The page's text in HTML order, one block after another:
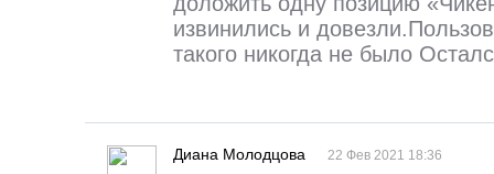
извинились и
такого никогда не было
Диана Молодцова 22 Фев 2021 18:36